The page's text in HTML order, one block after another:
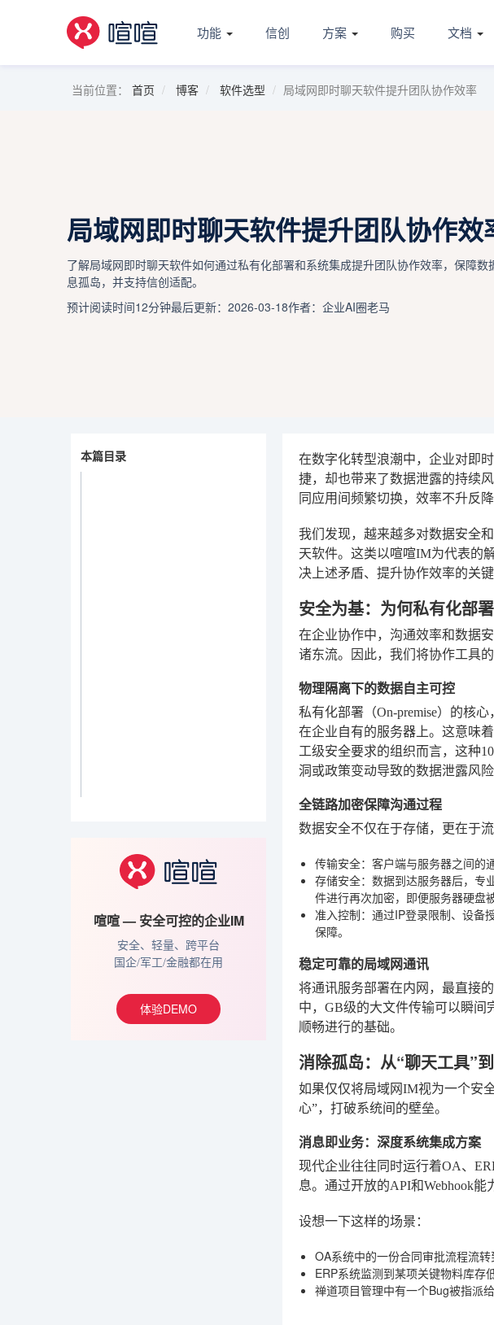
功能 信创 方案 购买 文档
当前位置： 首页 博客 软件选型 局域网即时聊天软件提升团队协作效率
局域网即时聊天软件提升团队协作效
了解局域网即时聊天软件如何通过私有化部署和系统集成提升团队协作效率，保障数
息孤岛，并支持信创适配。
预计阅读时间12分钟最后更新：2026-03-18作者：企业AI圈老马
本篇目录
喧喧 — 安全可控的企业IM
安全、轻量、跨平台
国企/军工/金融都在用
体验DEMO
在数字化转型浪潮中，企业对即
捷，却也带来了数据泄露的持续
同应用间频繁切换，效率不升反降
我们发现，越来越多对数据安全
天软件。这类以喧喧IM为代表的
决上述矛盾、提升协作效率的关键
安全为基：为何私有化部
在企业协作中，沟通效率和数据
诸东流。因此，我们将协作工具
物理隔离下的数据自主可控
私有化部署（On-premise）的
在企业自有的服务器上。这意味
工级安全要求的组织而言，这种
洞或政策变动导致的数据泄露风险
全链路加密保障沟通过程
数据安全不仅在于存储，更在于
传输安全：客户端与服务器之间的
存储安全：数据到达服务器后，专
件进行再次加密，即便服务器硬盘
准入控制：通过IP登录限制、设备
保障。
稳定可靠的局域网通讯
将通讯服务部署在内网，最直接
中，GB级的大文件传输可以瞬间
顺畅进行的基础。
消除孤岛：从“聊天工具”
如果仅仅将局域网IM视为一个安
心”，打破系统间的壁垒。
消息即业务：深度系统集成方案
现代企业往往同时运行着OA、
息。通过开放的API和Webhook
设想一下这样的场景：
OA系统中的一份合同审批流程流
ERP系统监测到某项关键物料库存
禅道项目管理中有一个Bug被指派